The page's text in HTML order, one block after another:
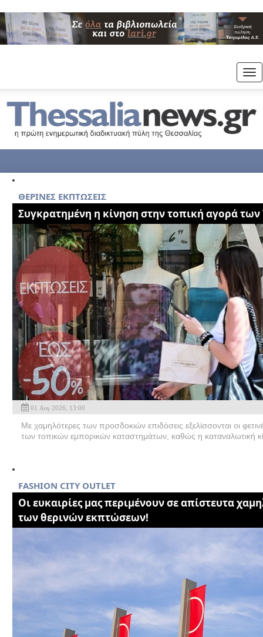
ΘΕΡΙΝΕΣ ΕΚΠΤΩΣΕΙΣ
Συγκρατημένη η κίνηση στην τοπική αγορά
01 Αυγ 2026, 13:00
Με χαμηλότερες των προσδοκιών επιδόσεις εξελίσσονται οι
των τοπικών εμπορικών καταστημάτων, καθώς η καταναλωτική
FASHION CITY OUTLET
Οι ευκαιρίες μας περιμένουν σε απίστευτα
των θερινών εκπτώσεων!